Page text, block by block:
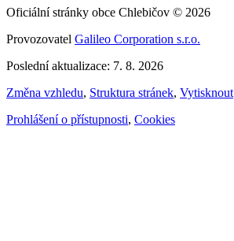
Oficiální stránky obce Chlebičov © 2026
Provozovatel Galileo Corporation s.r.o.
Poslední aktualizace: 7. 8. 2026
Změna vzhledu, Struktura stránek, Vytisknout
Prohlášení o přístupnosti, Cookies